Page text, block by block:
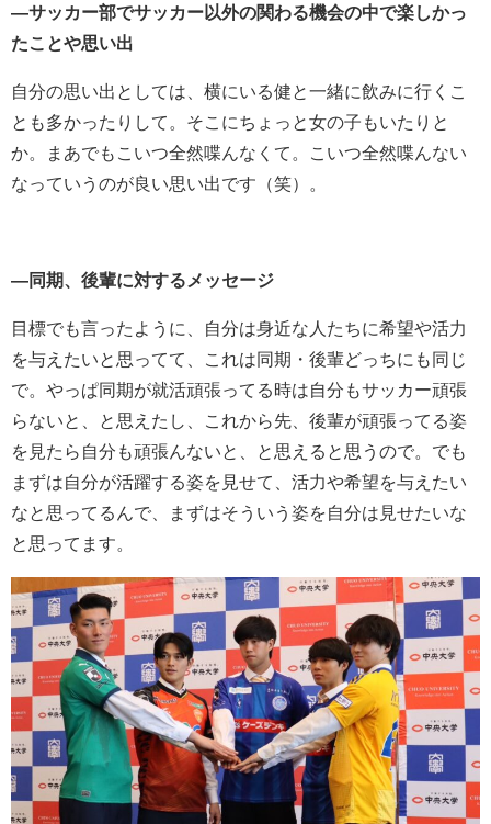
―サッカー部でサッカー以外の関わる機会の中で楽しかっ
たことや思い出
自分の思い出としては、横にいる健と一緒に飲みに行くこ
とも多かったりして。そこにちょっと女の子もいたりと
か。まあでもこいつ全然喋んなくて。こいつ全然喋んない
なっていうのが良い思い出です（笑）。
―同期、後輩に対するメッセージ
目標でも言ったように、自分は身近な人たちに希望や活力
を与えたいと思ってて、これは同期・後輩どっちにも同じ
で。やっぱ同期が就活頑張ってる時は自分もサッカー頑張
らないと、と思えたし、これから先、後輩が頑張ってる姿
を見たら自分も頑張んないと、と思えると思うので。でも
まずは自分が活躍する姿を見せて、活力や希望を与えたい
なと思ってるんで、まずはそういう姿を自分は見せたいな
と思ってます。